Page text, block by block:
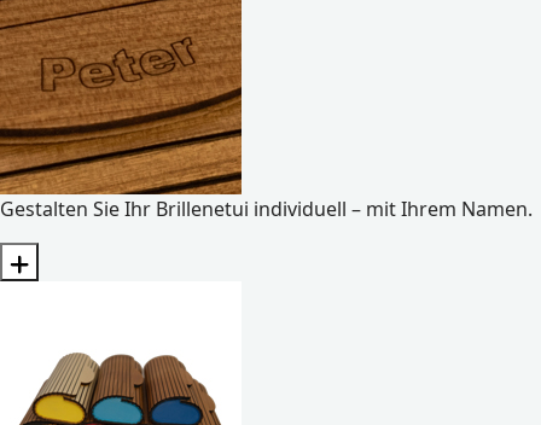
Gestalten Sie Ihr Brillenetui individuell – mit Ihrem Namen.